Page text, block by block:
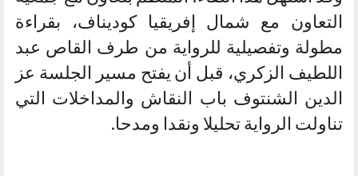
التعاون مع شمال إفريقيا كوديناف، بقراءة
مطولة وتفصيلية للرواية من طرف القاص عبد
اللطيف الزكري، قبل أن يفتح مسير الجلسة عز
الدين الشنتوف باب النقاش والمداخلات التي
تناولت الرواية تحليلا ونقدا ومدحا.